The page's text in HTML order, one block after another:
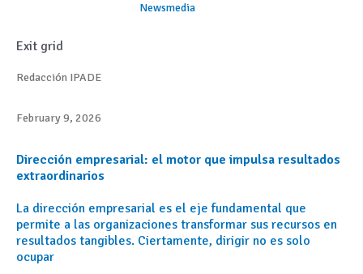
Newsmedia
Exit grid
Redacción IPADE
February 9, 2026
Dirección empresarial: el motor que impulsa resultados
extraordinarios
La dirección empresarial es el eje fundamental que
permite a las organizaciones transformar sus recursos en
resultados tangibles. Ciertamente, dirigir no es solo
ocupar